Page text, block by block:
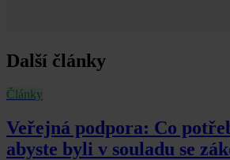
Další články
Články
Veřejná podpora: Co
abyste byli v souladu se